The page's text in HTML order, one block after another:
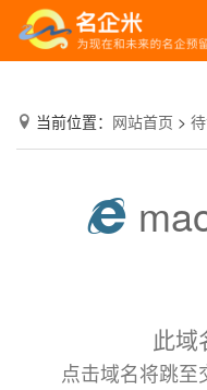
当前位置： 网站首页 >
此域
点击域名将跳至